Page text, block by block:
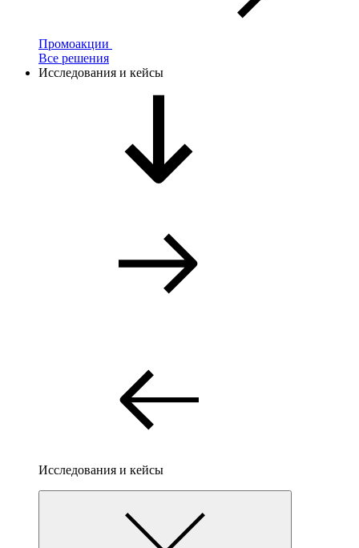
Промоакции
Все решения
Исследования и кейсы
Исследования и кейсы